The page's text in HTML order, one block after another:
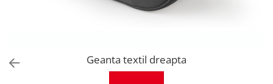
Geanta textil dreapta